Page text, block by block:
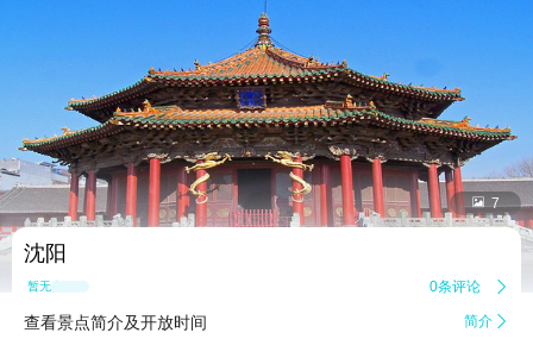
 7
沈阳
暂无点评 0条评论 
查看景点简介及开放时间 简介 